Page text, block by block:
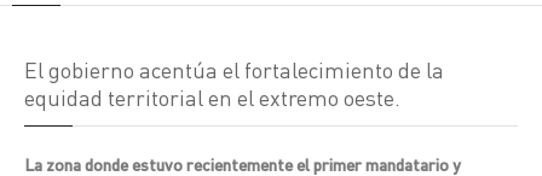
El gobierno acentúa el fortalecimiento de la
equidad territorial en el extremo oeste.
La zona donde estuvo recientemente el primer mandatario y